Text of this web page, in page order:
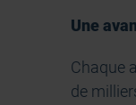
Une
Chaque
de